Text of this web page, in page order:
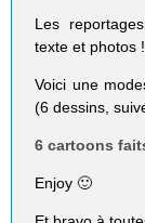
Les
texte et photos !
Voici une
(6 dessins,
6 cartoons
Enjoy 🙂